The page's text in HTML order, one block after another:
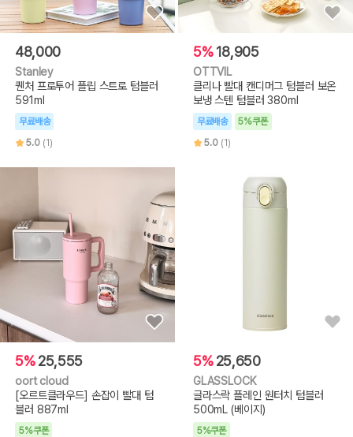
48,000
Stanley
퀜처 프로투어 플립 스트로 텀블러
591ml
무료배송
5.0 (1)
5% 18,905
OTTVIL
클리나 빨대 캔디머그 텀블러 보온
보냉 스텐 텀블러 380ml
무료배송
5%쿠폰
5.0 (1)
5% 25,555
oort cloud
[오르트클라우드] 손잡이 빨대 텀
블러 887ml
5%쿠폰
5% 25,650
GLASSLOCK
글라스락 플레인 원터치 텀블러
500mL (베이지)
5%쿠폰